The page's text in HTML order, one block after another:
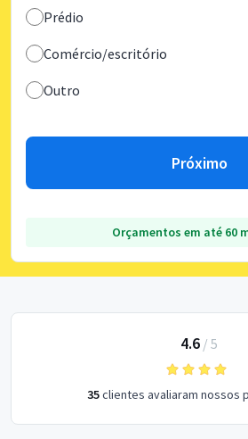
Prédio
Comércio/escritório
Outro
Próximo
Orçamentos em até 60
4.6 / 5
35clientes avaliaram nossos